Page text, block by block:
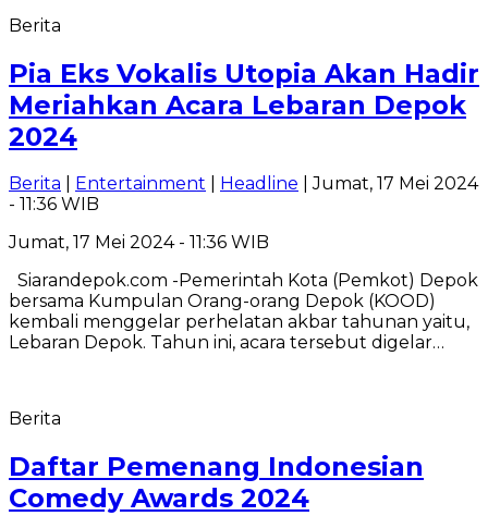
Berita
Pia Eks Vokalis Utopia Akan Hadir
Meriahkan Acara Lebaran Depok
2024
Berita Entertainment Headline | Jumat, 17 Mei 2024
- 11:36 WIB
Jumat, 17 Mei 2024 - 11:36 WIB
Siarandepok.com -Pemerintah Kota (Pemkot) Depok
bersama Kumpulan Orang-orang Depok (KOOD)
kembali menggelar perhelatan akbar tahunan yaitu,
Lebaran Depok. Tahun ini, acara tersebut digelar…
Berita
Daftar Pemenang Indonesian
Comedy Awards 2024